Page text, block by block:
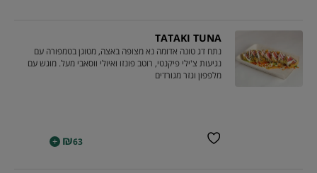
TATAKI TUNA
נתח דג טונה אדומה נא מצופה באצה, מטוגן בטמפורה עם
נגיעות צ'ילי פיקנטי, רוטב פונזו ואיולי ווסאבי מעל. מוגש עם
מלפפון וגזר מגורדים
₪63
+